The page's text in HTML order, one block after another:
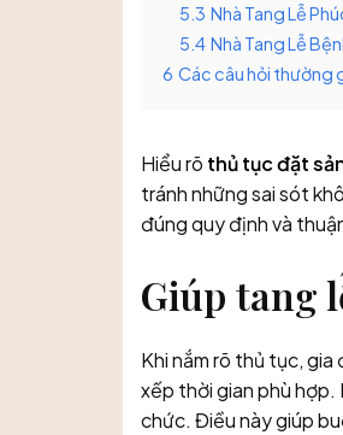
5.3 Nhà Tang Lễ
5.4 Nhà Tang Lễ
6 Các câu hỏi thường
Hiểu rõ thủ tục đặt
tránh những sai sót
đúng quy định và
Giúp tang
Khi nắm rõ thủ tục,
xếp thời gian phù
chức. Điều này giúp